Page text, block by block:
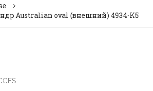
Australian oval (внешний) 4934-K5